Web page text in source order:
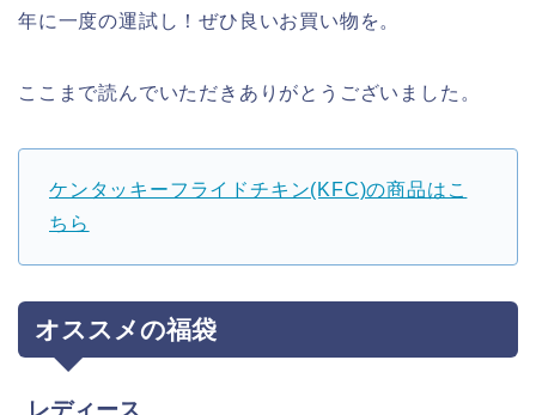
年に一度の運試し！ぜひ良いお買い物を。
ここまで読んでいただきありがとうございました。
ケンタッキーフライドチキン(KFC)の商品はこ
ちら
オススメの福袋
レディース